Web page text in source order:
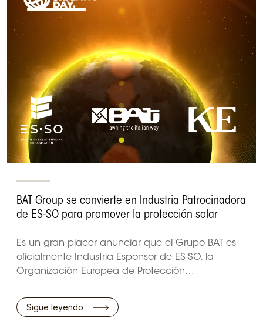
BAT Group se convierte en Industria Patrocinadora
de ES-SO para promover la protección solar
Es un gran placer anunciar que el Grupo BAT es
oficialmente Industria Esponsor de ES-SO, la
Organización Europea de Protección…
Sigue leyendo